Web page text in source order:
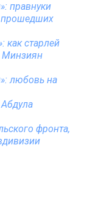
правнуки
прошедших
как старлей
Минзиян
любовь на
фронта,